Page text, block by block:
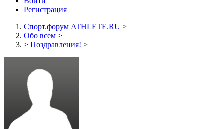
Регистрация
Спорт.форум ATHLETE.RU >
Обо всем >
> Поздравления! >